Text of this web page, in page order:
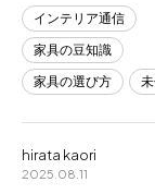
インテリア通信
家具の豆知識
家具の選び方
hirata kaori
2025.08.11